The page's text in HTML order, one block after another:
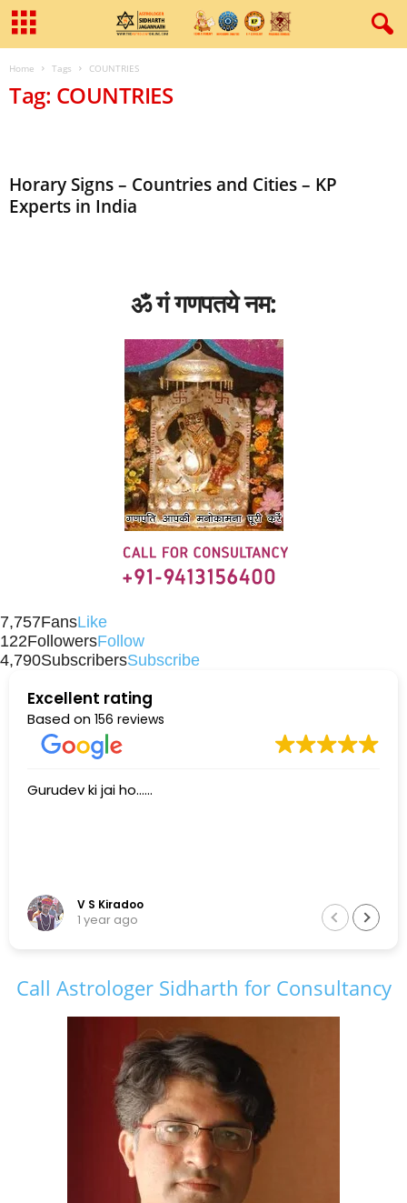
Home Tags COUNTRIES
Tag: COUNTRIES
Horary Signs – Countries and Cities – KP
Experts in India
ॐ गं गणपतये नम:
7,757FansLike
122FollowersFollow
4,790SubscribersSubscribe
Excellent rating
Based on 156 reviews
Gurudev ki jai ho......
V S Kiradoo
1 year ago
Call Astrologer Sidharth for Consultancy